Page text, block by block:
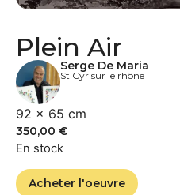
Plein Air
Serge De Maria
St Cyr sur le rhône
92 × 65 cm
350,00 €
En stock
Acheter l'oeuvre